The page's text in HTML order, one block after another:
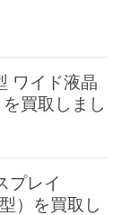
ワイド液晶
買取しまし
プレイ
）を買取し